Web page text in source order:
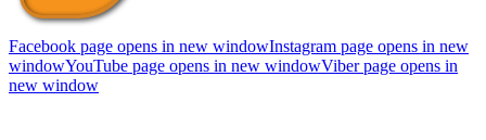
Facebook page opens in new windowInstagram page opens in new
windowYouTube page opens in new windowViber page opens in
new window